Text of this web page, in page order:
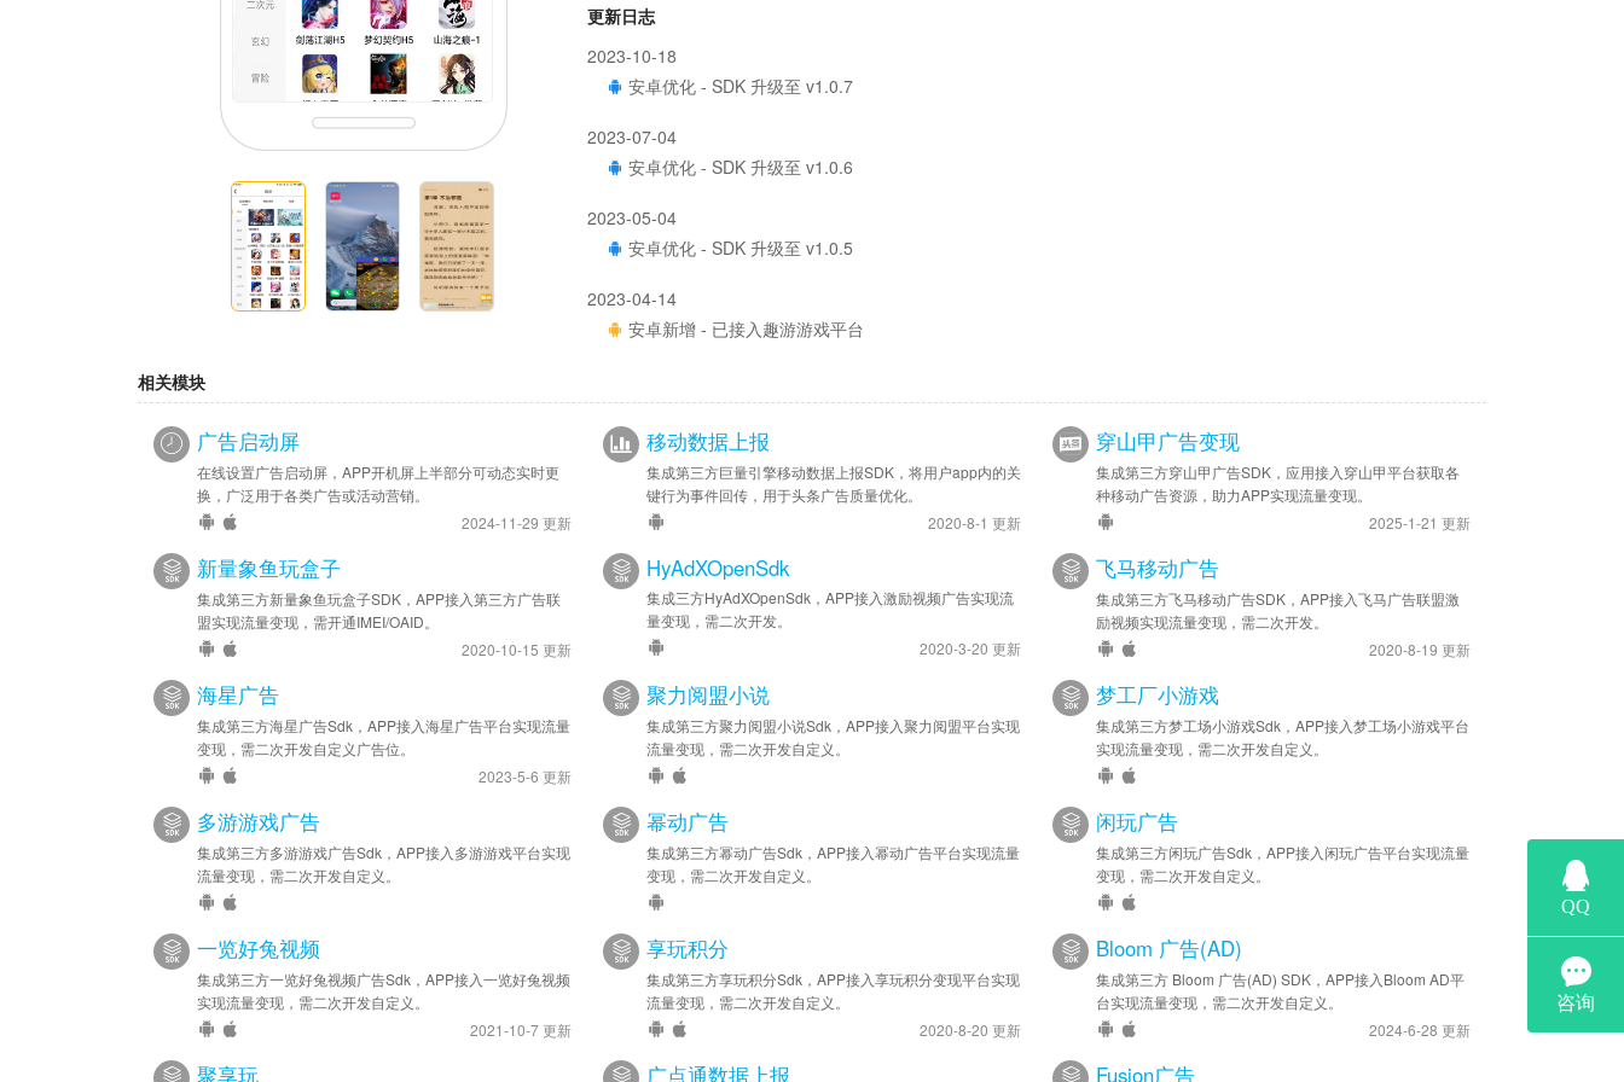
更新日志
2023-10-18
安卓优化 - SDK 升级至 v1.0.7
2023-07-04
安卓优化 - SDK 升级至 v1.0.6
2023-05-04
安卓优化 - SDK 升级至 v1.0.5
2023-04-14
安卓新增 - 已接入趣游游戏平台
相关模块
广告启动屏
在线设置广告启动屏，APP开机屏上半部分可动态实时更
换，广泛用于各类广告或活动营销。
2024-11-29 更新
移动数据上报
集成第三方巨量引擎移动数据上报SDK，将用户app内的关
键行为事件回传，用于头条广告质量优化。
2020-8-1 更新
穿山甲广告变现
集成第三方穿山甲广告SDK，应用接入穿山甲平台获取各
种移动广告资源，助力APP实现流量变现。
2025-1-21 更新
新量象鱼玩盒子
集成第三方新量象鱼玩盒子SDK，APP接入第三方广告联
盟实现流量变现，需开通IMEI/OAID。
2020-10-15 更新
HyAdXOpenSdk
集成三方HyAdXOpenSdk，APP接入激励视频广告实现流
量变现，需二次开发。
2020-3-20 更新
飞马移动广告
集成第三方飞马移动广告SDK，APP接入飞马广告联盟激
励视频实现流量变现，需二次开发。
2020-8-19 更新
海星广告
集成第三方海星广告Sdk，APP接入海星广告平台实现流量
变现，需二次开发自定义广告位。
2023-5-6 更新
聚力阅盟小说
集成第三方聚力阅盟小说Sdk，APP接入聚力阅盟平台实现
流量变现，需二次开发自定义。
梦工厂小游戏
集成第三方梦工场小游戏Sdk，APP接入梦工场小游戏平台
实现流量变现，需二次开发自定义。
多游游戏广告
集成第三方多游游戏广告Sdk，APP接入多游游戏平台实现
流量变现，需二次开发自定义。
幂动广告
集成第三方幂动广告Sdk，APP接入幂动广告平台实现流量
变现，需二次开发自定义。
闲玩广告
集成第三方闲玩广告Sdk，APP接入闲玩广告平台实现流量
变现，需二次开发自定义。
一览好兔视频
集成第三方一览好兔视频广告Sdk，APP接入一览好兔视频
实现流量变现，需二次开发自定义。
2021-10-7 更新
享玩积分
集成第三方享玩积分Sdk，APP接入享玩积分变现平台实现
流量变现，需二次开发自定义。
2020-8-20 更新
Bloom 广告(AD)
集成第三方 Bloom 广告(AD) SDK，APP接入Bloom AD平
台实现流量变现，需二次开发自定义。
2024-6-28 更新
聚享玩 广点通数据上报 Fusion广告